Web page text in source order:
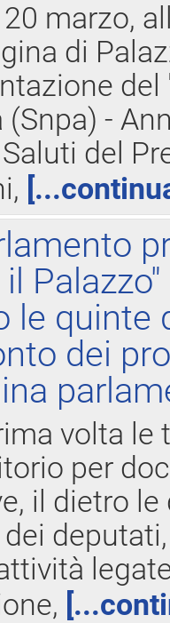
marzo,
di
(Snpa) -
del
Palazzo"
le quinte
dei
volta le
per
il dietro
dei